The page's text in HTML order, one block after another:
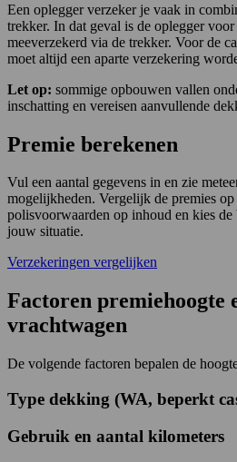
Een oplegger verzeker je vaak in
trekker. In dat geval is de oplegger
meeverzekerd via de trekker. Voor de
moet altijd een aparte verzekering
Let op: sommige opbouwen vallen
inschatting en vereisen aanvullende
Premie berekenen
Vul een aantal gegevens in en zie
mogelijkheden. Vergelijk de premies
polisvoorwaarden op inhoud en kies
jouw situatie.
Verzekeringen vergelijken
Factoren premiehoogte
vrachtwagen
De volgende factoren bepalen de
Type dekking (WA, beperkt
Gebruik en aantal kilometers